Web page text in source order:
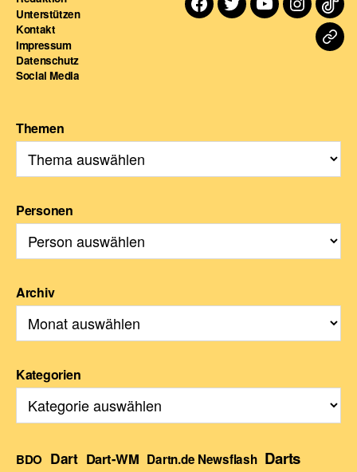
Unterstützen
Kontakt
Impressum
Datenschutz
Social Media
Facebook
TwitterYoutube
Themen
Personen
Archiv
Kategorien
BDO Dart Dart-WM Dartn.de Newsflash Darts